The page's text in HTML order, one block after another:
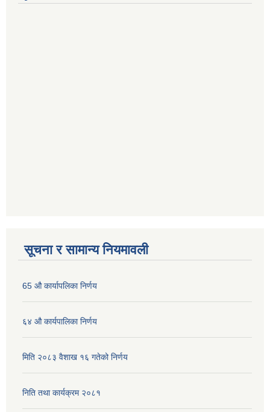
सूचना र सामान्य नियमावली
65 औ कार्यापलिका निर्णय
६४ औ कार्यपालिका निर्णय
मिति २०८३ वैशाख १६ गतेको निर्णय
निति तथा कार्यक्रम २०८१